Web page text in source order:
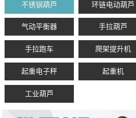
不锈钢葫芦 环链电动葫芦
气动平衡器 手拉葫芦
手拉跑车 爬架提升机
起重电子秤 起重机
工业葫芦